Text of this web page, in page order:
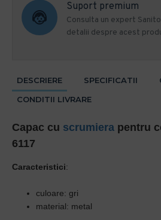
Suport premium
Consulta un expert
detalii despre acest
DESCRIERE SPECIFICATII
CONDITII LIVRARE
Capac cu scrumiera pentru
6117
Caracteristici:
culoare: gri
material: metal